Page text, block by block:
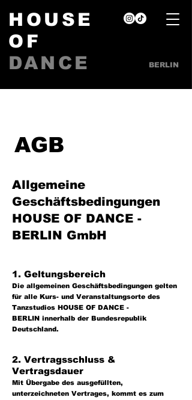
HOUSE
OF
DANCE
BERLIN
AGB
Allgemeine
Geschäftsbedingungen
HOUSE OF DANCE -
BERLIN GmbH
1. Geltungsbereich
Die allgemeinen Geschäftsbedingungen gelten
für alle Kurs- und Veranstaltungsorte des
Tanzstudios HOUSE OF DANCE -
BERLIN innerhalb der Bundesrepublik
Deutschland.
2. Vertragsschluss &
Vertragsdauer
Mit Übergabe des ausgefüllten,
unterzeichneten Vertrages, kommt es zum